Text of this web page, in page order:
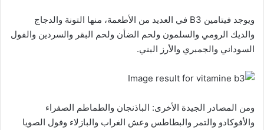
ويوجد فيتامين B3 في العديد من الأطعمة، منها التونة والدجاج
والديك الرومي والسلمون ولحم الضأن ولحم البقر والسردين والفول
السوداني والجمبري والأرز البني.
ومن المصادر الجيدة الأخرى: الباذنجان والطماطم الصفراء
والأفوكادو والتمر والبطاطس وعش الغراب والبازلاء وفول الصويا